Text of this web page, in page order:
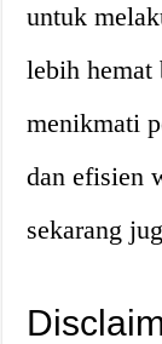
untuk
lebih hemat
menikmati
dan efisien
sekarang